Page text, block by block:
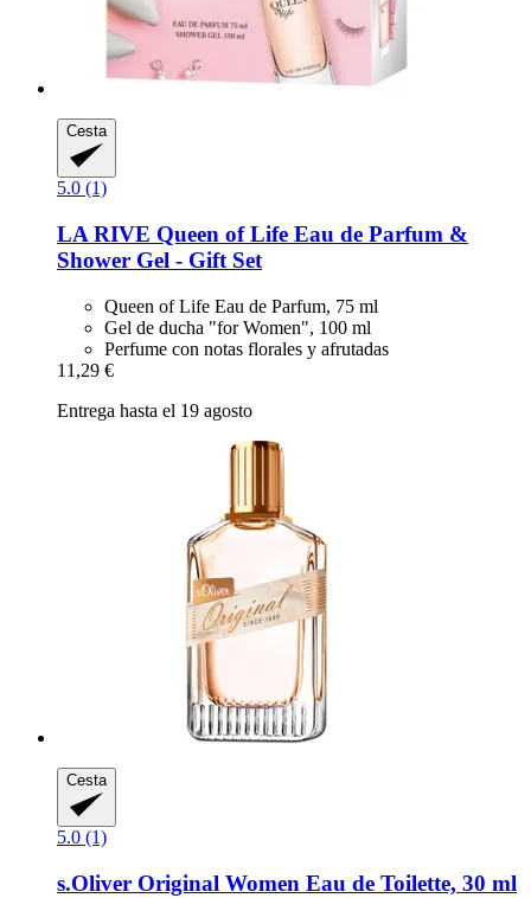
Cesta
5.0 (1)
LA RIVE Queen of Life Eau de Parfum &
Shower Gel -​ Gift Set
Queen of Life Eau de Parfum, 75 ml
Gel de ducha "for Women", 100 ml
Perfume con notas florales y afrutadas
11,29 €
Entrega hasta el 19 agosto
Cesta
5.0 (1)
s.Oliver Original Women Eau de Toilette, 30 ml